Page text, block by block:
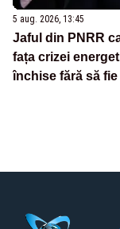
5 aug. 2026, 13:45
Jaful din PNRR
fața crizei
închise fără să